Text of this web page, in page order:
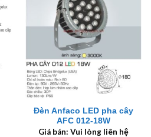
Đèn Anfaco LED pha cây
AFC 012-18W
Giá bán: Vui lòng liên hệ